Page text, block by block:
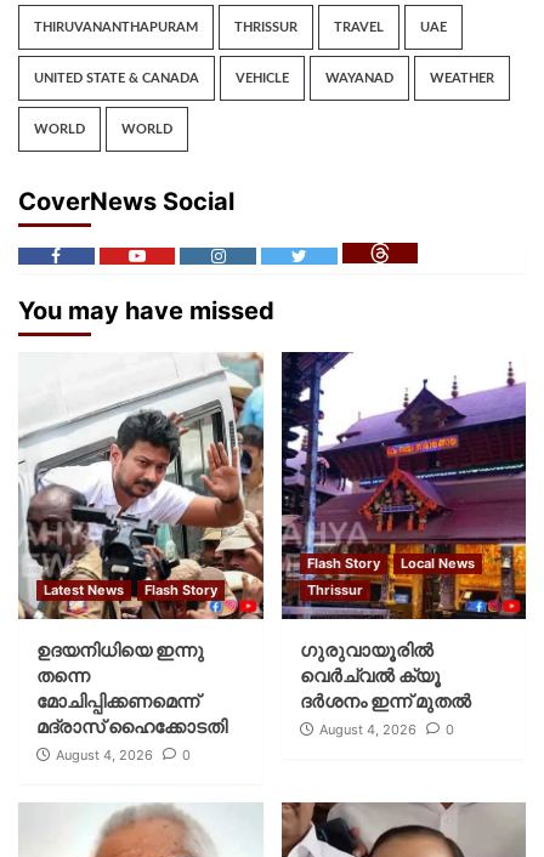
THIRUVANANTHAPURAM THRISSUR TRAVEL UAE
UNITED STATE & CANADA VEHICLE WAYANAD WEATHER
WORLD WORLD
CoverNews Social
You may have missed
Latest News Flash Story
ഉദയനിധിയെ ഇന്നു
തന്നെ
മോചിപ്പിക്കണമെന്ന്
മദ്രാസ് ഹൈക്കോടതി
August 4, 2026 0
Flash Story
Local News
Thrissur
ഗുരുവായൂരില്‍
വെര്‍ച്വല്‍ ക്യൂ
ദര്‍ശനം ഇന്ന് മുതല്‍
August 4, 2026 0